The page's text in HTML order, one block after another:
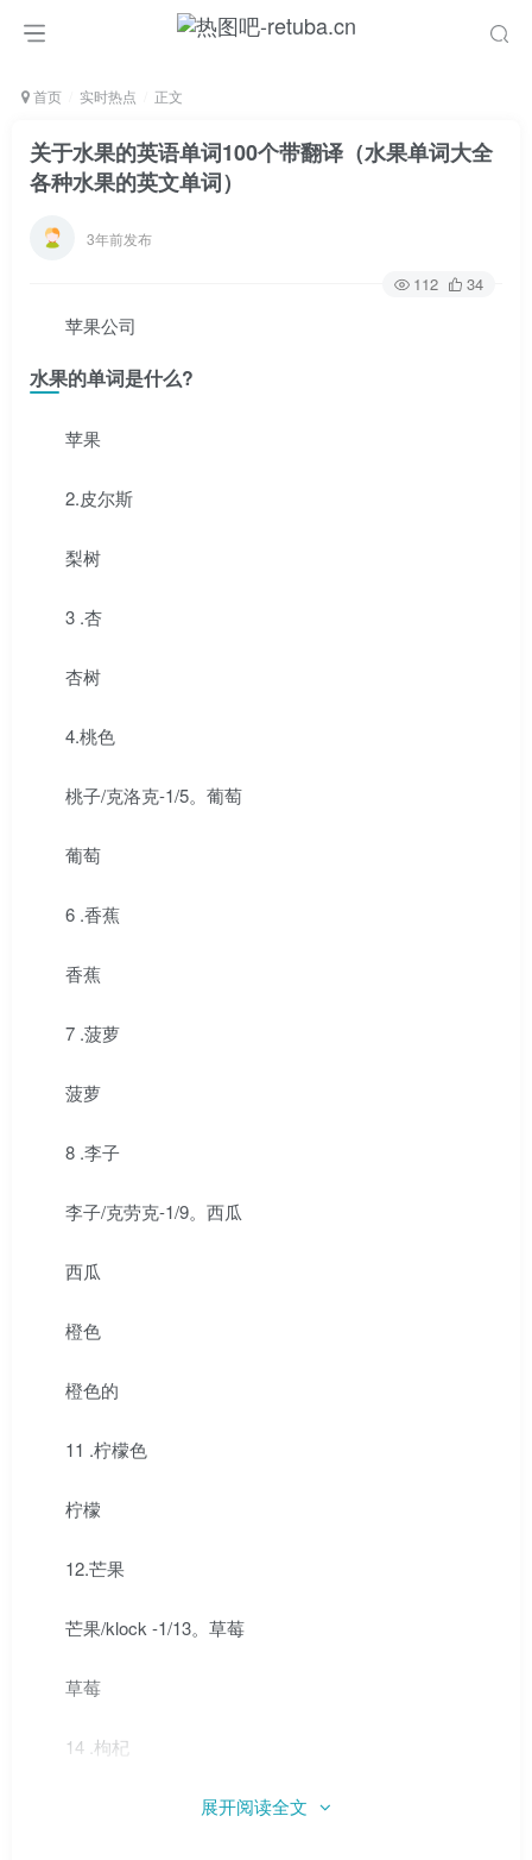
首页 实时热点 正文
关于水果的英语单词100个带翻译（水果单词大全
各种水果的英文单词）
3年前发布
112 34
苹果公司
水果的单词是什么?
苹果
2.皮尔斯
梨树
3 .杏
杏树
4.桃色
桃子/克洛克-1/5。葡萄
葡萄
6 .香蕉
香蕉
7 .菠萝
菠萝
8 .李子
李子/克劳克-1/9。西瓜
西瓜
橙色
橙色的
11 .柠檬色
柠檬
12.芒果
芒果/klock -1/13。草莓
草莓
14 .枸杞
展开阅读全文